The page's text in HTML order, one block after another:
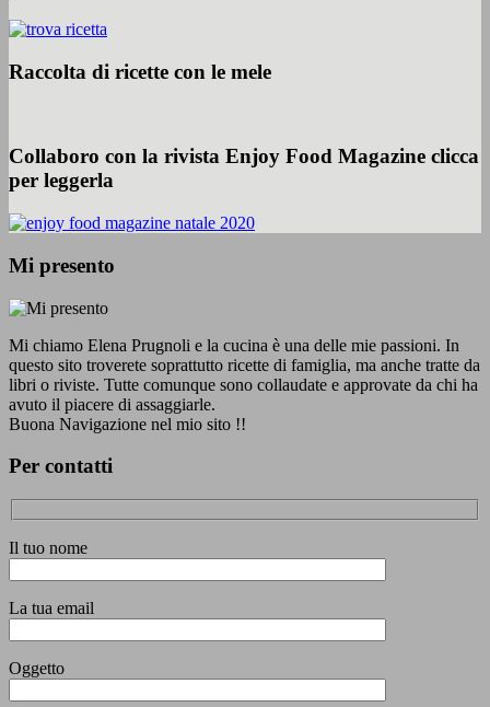
Raccolta di ricette con le mele
Collaboro con la rivista Enjoy Food Magazine clicca
per leggerla
Mi presento
Mi chiamo Elena Prugnoli e la cucina è una delle mie passioni. In
questo sito troverete soprattutto ricette di famiglia, ma anche tratte da
libri o riviste. Tutte comunque sono collaudate e approvate da chi ha
avuto il piacere di assaggiarle.
Buona Navigazione nel mio sito !!
Per contatti
Il tuo nome
La tua email
Oggetto